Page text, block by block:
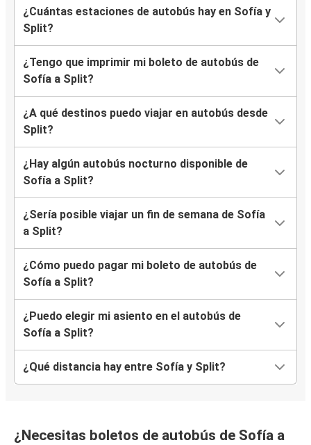
¿Cuántas estaciones de autobús hay en Sofía y
Split?
¿Tengo que imprimir mi boleto de autobús de
Sofía a Split?
¿A qué destinos puedo viajar en autobús desde
Split?
¿Hay algún autobús nocturno disponible de
Sofía a Split?
¿Sería posible viajar un fin de semana de Sofía
a Split?
¿Cómo puedo pagar mi boleto de autobús de
Sofía a Split?
¿Puedo elegir mi asiento en el autobús de
Sofía a Split?
¿Qué distancia hay entre Sofía y Split?
¿Necesitas boletos de autobús de Sofía a